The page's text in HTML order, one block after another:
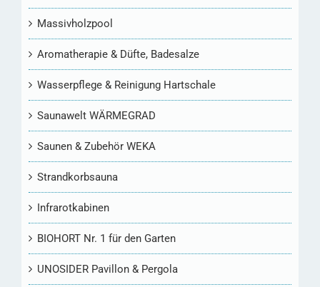
Massivholzpool
Aromatherapie & Düfte, Badesalze
Wasserpflege & Reinigung Hartschale
Saunawelt WÄRMEGRAD
Saunen & Zubehör WEKA
Strandkorbsauna
Infrarotkabinen
BIOHORT Nr. 1 für den Garten
UNOSIDER Pavillon & Pergola